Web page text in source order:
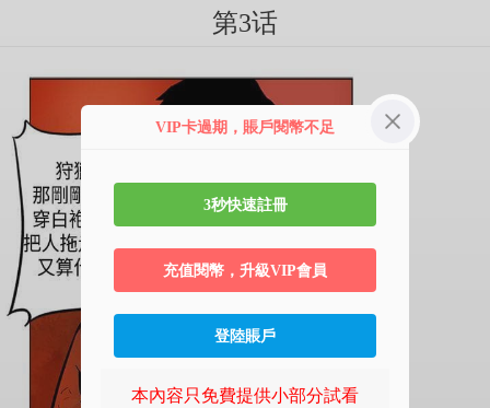
第3话
VIP卡過期，賬戶閱幣不足
3秒快速註冊
充值閱幣，升級VIP會員
登陸賬戶
本內容只免費提供小部分試看